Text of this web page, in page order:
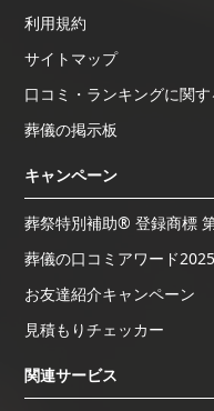
利用規約
サイトマップ
口コミ・ランキングに関
葬儀の掲示板
キャンペーン
葬祭特別補助® 登録商標
葬儀の口コミアワード2025
お友達紹介キャンペーン
見積もりチェッカー
関連サービス